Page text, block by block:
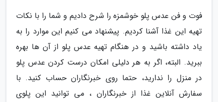
فوت و فن عدس پلو خوشمزه را شرح دادیم و شما را با نکات
تهیه این غذا آشنا کردیم. پیشنهاد می کنیم این موارد را به
یاد داشته باشید و در هنگام تهیه عدس پلو از آن ها بهره
ببرید. البته، اگر به هر دلیلی امکان درست کردن عدس پلو
در منزل را ندارید، حتما روی خبرنگاران حساب کنید. با
سفارش آنلاین غذا از خبرنگاران ، می توانید این پلوی